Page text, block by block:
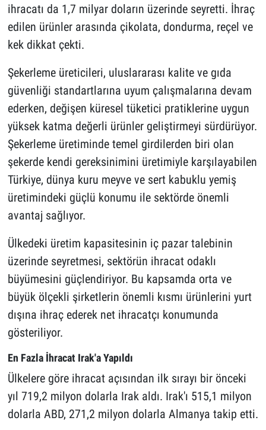
ihracatı da 1,7 milyar doların üzerinde seyretti. İhraç
edilen ürünler arasında çikolata, dondurma, reçel ve
kek dikkat çekti.
Şekerleme üreticileri, uluslararası kalite ve gıda
güvenliği standartlarına uyum çalışmalarına devam
ederken, değişen küresel tüketici pratiklerine uygun
yüksek katma değerli ürünler geliştirmeyi sürdürüyor.
Şekerleme üretiminde temel girdilerden biri olan
şekerde kendi gereksinimini üretimiyle karşılayabilen
Türkiye, dünya kuru meyve ve sert kabuklu yemiş
üretimindeki güçlü konumu ile sektörde önemli
avantaj sağlıyor.
Ülkedeki üretim kapasitesinin iç pazar talebinin
üzerinde seyretmesi, sektörün ihracat odaklı
büyümesini güçlendiriyor. Bu kapsamda orta ve
büyük ölçekli şirketlerin önemli kısmı ürünlerini yurt
dışına ihraç ederek net ihracatçı konumunda
gösteriliyor.
En Fazla İhracat Irak'a Yapıldı
Ülkelere göre ihracat açısından ilk sırayı bir önceki
yıl 719,2 milyon dolarla Irak aldı. Irak'ı 515,1 milyon
dolarla ABD, 271,2 milyon dolarla Almanya takip etti.